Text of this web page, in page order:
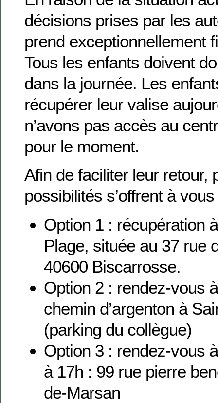
décisions prises par les
prend exceptionnellement
Tous les enfants doivent
dans la journée. Les
récupérer leur valise
n’avons pas accès au
pour le moment.
Afin de faciliter leur retour,
possibilités s’offrent à vous
Option 1 : récupération
Plage, située au 37 rue
40600 Biscarrosse.
Option 2 : rendez-vous
chemin d’argenton à
(parking du collègue)
Option 3 : rendez-vous
à 17h : 99 rue pierre
de-Marsan